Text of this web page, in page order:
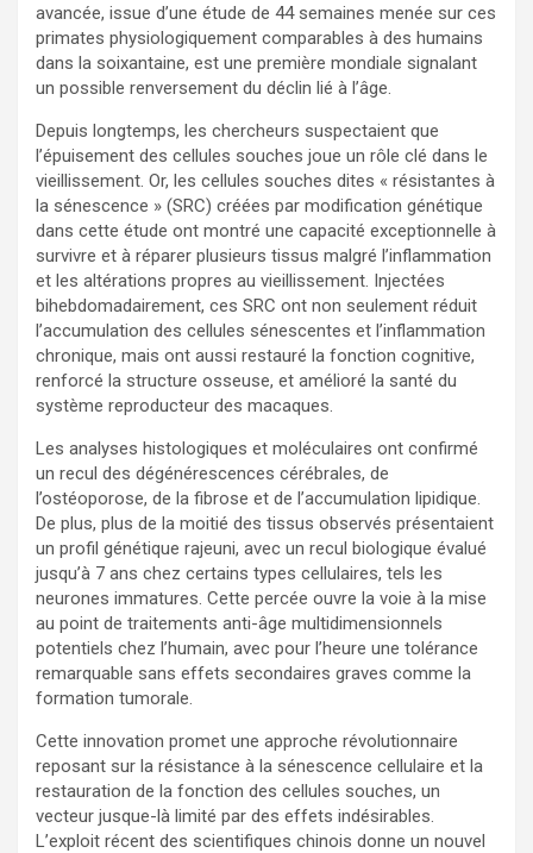
avancée, issue d’une étude de 44 semaines menée sur ces
primates physiologiquement comparables à des humains
dans la soixantaine, est une première mondiale signalant
un possible renversement du déclin lié à l’âge.
Depuis longtemps, les chercheurs suspectaient que
l’épuisement des cellules souches joue un rôle clé dans le
vieillissement. Or, les cellules souches dites « résistantes à
la sénescence » (SRC) créées par modification génétique
dans cette étude ont montré une capacité exceptionnelle à
survivre et à réparer plusieurs tissus malgré l’inflammation
et les altérations propres au vieillissement. Injectées
bihebdomadairement, ces SRC ont non seulement réduit
l’accumulation des cellules sénescentes et l’inflammation
chronique, mais ont aussi restauré la fonction cognitive,
renforcé la structure osseuse, et amélioré la santé du
système reproducteur des macaques.
Les analyses histologiques et moléculaires ont confirmé
un recul des dégénérescences cérébrales, de
l’ostéoporose, de la fibrose et de l’accumulation lipidique.
De plus, plus de la moitié des tissus observés présentaient
un profil génétique rajeuni, avec un recul biologique évalué
jusqu’à 7 ans chez certains types cellulaires, tels les
neurones immatures. Cette percée ouvre la voie à la mise
au point de traitements anti-âge multidimensionnels
potentiels chez l’humain, avec pour l’heure une tolérance
remarquable sans effets secondaires graves comme la
formation tumorale.
Cette innovation promet une approche révolutionnaire
reposant sur la résistance à la sénescence cellulaire et la
restauration de la fonction des cellules souches, un
vecteur jusque-là limité par des effets indésirables.
L’exploit récent des scientifiques chinois donne un nouvel